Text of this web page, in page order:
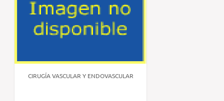
CIRUGÍA VASCULAR Y ENDOVASCULAR